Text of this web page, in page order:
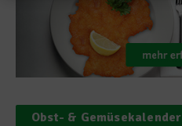
Obst- & Gemüsekalender